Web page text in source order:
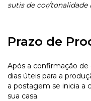
sutis de cor/tonalidade
Prazo de
Após a confirmação
dias úteis para a
a postagem se inicia a
sua casa.